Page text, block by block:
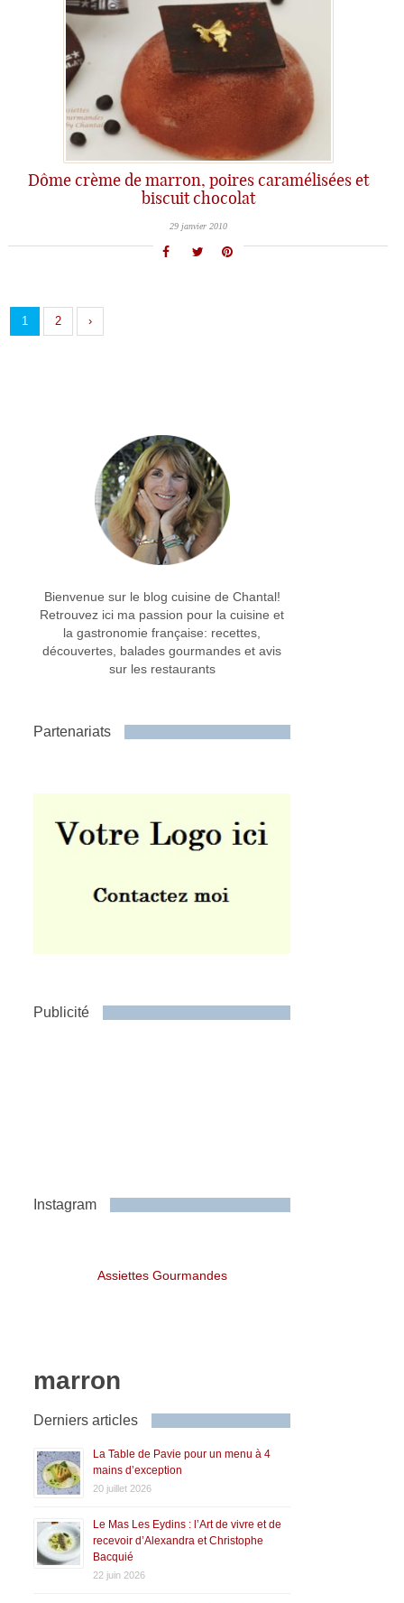
Dôme crème de marron, poires caramélisées et
biscuit chocolat
29 janvier 2010
1 2 ›
Bienvenue sur le blog cuisine de Chantal!
Retrouvez ici ma passion pour la cuisine et
la gastronomie française: recettes,
découvertes, balades gourmandes et avis
sur les restaurants
Partenariats
Publicité
Instagram
Assiettes Gourmandes
marron
Derniers articles
La Table de Pavie pour un menu à 4
mains d’exception
20 juillet 2026
Le Mas Les Eydins : l’Art de vivre et de
recevoir d’Alexandra et Christophe
Bacquié
22 juin 2026